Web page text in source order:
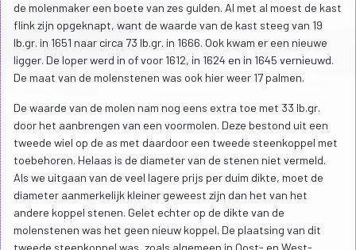
de molenmaker een boete van zes gulden. Al met al moest de kast
flink zijn opgeknapt, want de waarde van de kast steeg van 19
lb.gr. in 1651 naar circa 73 lb.gr. in 1666. Ook kwam er een nieuwe
ligger. De loper werd in of voor 1612, in 1624 en in 1645 vernieuwd.
De maat van de molenstenen was ook hier weer 17 palmen.
De waarde van de molen nam nog eens extra toe met 33 lb.gr.
door het aanbrengen van een voormolen. Deze bestond uit een
tweede wiel op de as met daardoor een tweede steenkoppel met
toebehoren. Helaas is de diameter van de stenen niet vermeld.
Als we uitgaan van de veel lagere prijs per duim dikte, moet de
diameter aanmerkelijk kleiner geweest zijn dan het van het
andere koppel stenen. Gelet echter op de dikte van de
molenstenen was het geen nieuw koppel. De plaatsing van dit